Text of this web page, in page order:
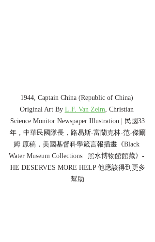
1944, Captain China (Republic of China)
Original Art By L.F. Van Zelm , Christian
Science Monitor Newspaper Illustration | 民國33
年，中華民國隊長，路易斯-富蘭克林-范-傑爾
姆 原稿，美國基督科學箴言報插畫 《Black
Water Museum Collections | 黑水博物館館藏》-
HE DESERVES MORE HELP 他應該得到更多
幫助